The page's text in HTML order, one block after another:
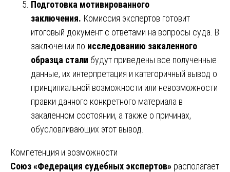
Подготовка мотивированного
заключения. Комиссия экспертов готовит
итоговый документ с ответами на вопросы суда. В
заключении по исследованию закаленного
образца стали будут приведены все полученные
данные, их интерпретация и категоричный вывод о
принципиальной возможности или невозможности
правки данного конкретного материала в
закаленном состоянии, а также о причинах,
обусловливающих этот вывод.
Компетенция и возможности
Союз «Федерация судебных экспертов» располагает